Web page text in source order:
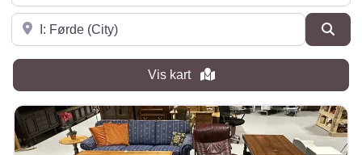
Søk i nærheten
Vis kart